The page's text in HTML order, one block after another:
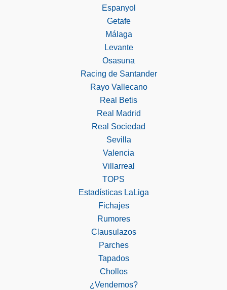
Espanyol
Getafe
Málaga
Levante
Osasuna
Racing de Santander
Rayo Vallecano
Real Betis
Real Madrid
Real Sociedad
Sevilla
Valencia
Villarreal
TOPS
Estadísticas LaLiga
Fichajes
Rumores
Clausulazos
Parches
Tapados
Chollos
¿Vendemos?